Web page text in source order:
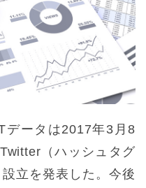
データは2017年3月8
（ハッシュタグ
立を発表した。今後